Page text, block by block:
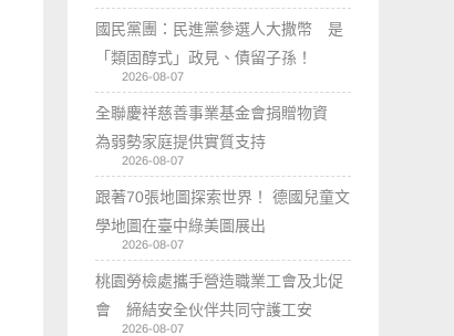
國民黨團：民進黨參選人大撒幣 是
「類固醇式」政見、債留子孫！
2026-08-07
全聯慶祥慈善事業基金會捐贈物資
為弱勢家庭提供實質支持
2026-08-07
跟著70張地圖探索世界！ 德國兒童文
學地圖在臺中綠美圖展出
2026-08-07
桃園勞檢處攜手營造職業工會及北促
會 締結安全伙伴共同守護工安
2026-08-07